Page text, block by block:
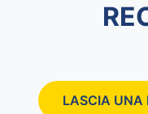
LASCIA UNA